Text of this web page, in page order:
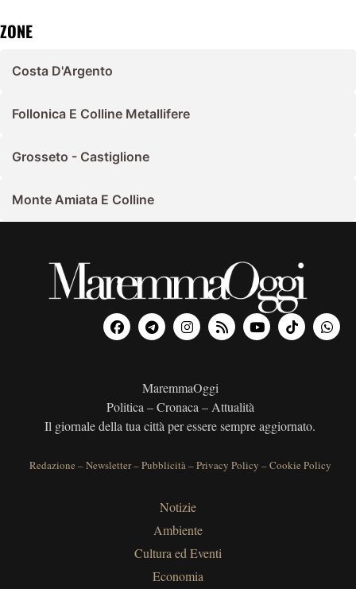
ZONE
Costa D'Argento
Follonica E Colline Metallifere
Grosseto - Castiglione
Monte Amiata E Colline
MaremmaOggi
Politica – Cronaca – Attualità
Il giornale della tua città per essere sempre aggiornato.
Redazione –Newsletter–Pubblicità–Privacy Policy –Cookie Policy
Notizie
Ambiente
Cultura ed Eventi
Economia